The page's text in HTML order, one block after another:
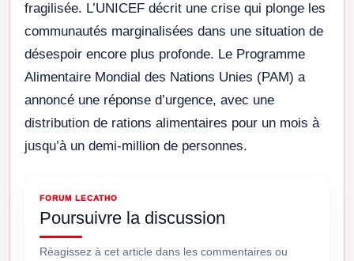
fragilisée. L’UNICEF décrit une crise qui plonge les
communautés marginalisées dans une situation de
désespoir encore plus profonde. Le Programme
Alimentaire Mondial des Nations Unies (PAM) a
annoncé une réponse d’urgence, avec une
distribution de rations alimentaires pour un mois à
jusqu’à un demi-million de personnes.
FORUM LECATHO
Poursuivre la discussion
Réagissez à cet article dans les commentaires ou